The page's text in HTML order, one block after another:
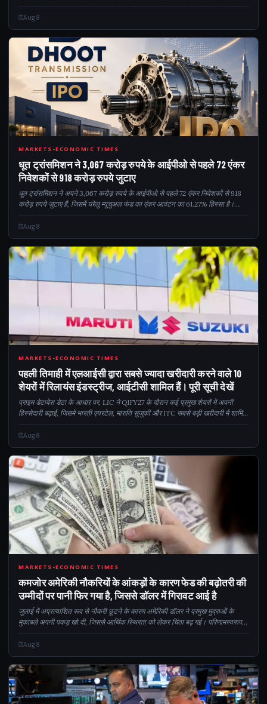
ऑथम इन्वेस्टमेंट रहे।
Aug 8
306
MARKETS-ECONOMIC TIMES
धूत ट्रांसमिशन ने 3,067 करोड़ रुपये के आईपीओ से पहले 72 एंकर
निवेशकों से 918 करोड़ रुपये जुटाए
धूत ट्रांसमिशन ने अपने 3,067 करोड़ रुपये के आईपीओ से पहले 72 एंकर निवेशकों से 918
करोड़ रुपये जुटाए हैं, जिसमें घरेलू म्यूचुअल फंड का एंकर आवंटन का 61.27% हिस्सा है।
कंपनी इस रकम का इस्तेमाल कर्ज चुकाने में करेगी...
Aug 8
10
MARKETS-ECONOMIC TIMES
पहली तिमाही में एलआईसी द्वारा सबसे ज्यादा खरीदारी करने वाले 10
शेयरों में रिलायंस इंडस्ट्रीज, आईटीसी शामिल हैं। पूरी सूची देखें
प्राइम डेटाबेस डेटा के आधार पर, LIC ने Q1FY27 के दौरान कई प्रमुख शेयरों में अपनी
हिस्सेदारी बढ़ाई, जिसमें भारती एयरटेल, मारुति सुजुकी और ITC सबसे बड़ी खरीदारी में शामिल
रहे।
Aug 8
CM
MARKETS-ECONOMIC TIMES
कमजोर अमेरिकी नौकरियों के आंकड़ों के कारण फेड की बढ़ोतरी की
उम्मीदों पर पानी फिर गया है, जिससे डॉलर में गिरावट आई है
जुलाई में अप्रत्याशित रूप से नौकरी छूटने के कारण अमेरिकी डॉलर ने प्रमुख मुद्राओं के
मुकाबले अपनी पकड़ खो दी, जिससे आर्थिक स्थिरता को लेकर चिंता बढ़ गई। परिणामस्वरूप,
बाज़ार का अनुमान है कि फ़ेडरल रिज़र्व ब्याज दरों को अपरिवर्तित रखेगा...
Aug 8